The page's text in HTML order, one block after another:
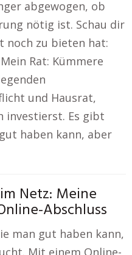
abgewogen, ob
nötig ist. Schau dir
noch zu bieten hat:
Mein Rat: Kümmere
und Hausrat,
investierst. Es gibt
haben kann, aber
Netz: Meine
Abschluss
man gut haben kann,
Mit einem Online-